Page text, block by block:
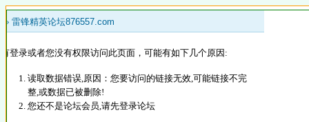
» 雷锋精英论坛876557.com
登录或者您没有权限访问此页面，可能有如下几个原因:
读取数据错误,原因：您要访问的链接无效,可能链接不完
整,或数据已被删除!
您还不是论坛会员,请先登录论坛